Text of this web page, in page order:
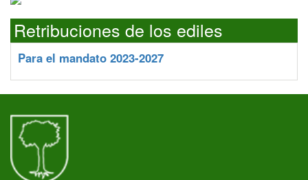
Retribuciones de los ediles
Para el mandato 2023-2027